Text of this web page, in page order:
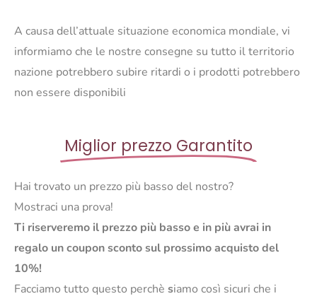
A causa dell’attuale situazione economica mondiale, vi
informiamo che le nostre consegne su tutto il territorio
nazione potrebbero subire ritardi o i prodotti potrebbero
non essere disponibili
Miglior prezzo Garantito
Hai trovato un prezzo più basso del nostro?
Mostraci una prova!
Ti riserveremo il prezzo più basso e in più avrai in
regalo un coupon sconto sul prossimo acquisto del
10%!
Facciamo tutto questo perchè siamo così sicuri che i